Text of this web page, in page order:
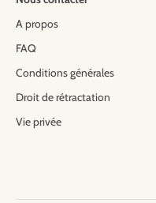
A propos
FAQ
Conditions générales
Droit de rétractation
Vie privée